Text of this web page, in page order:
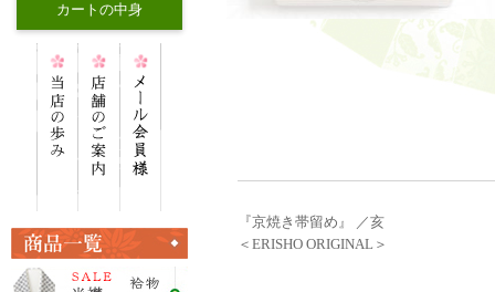
カートの中身
『京焼き帯留め』 ／亥
＜ERISHO ORIGINAL＞